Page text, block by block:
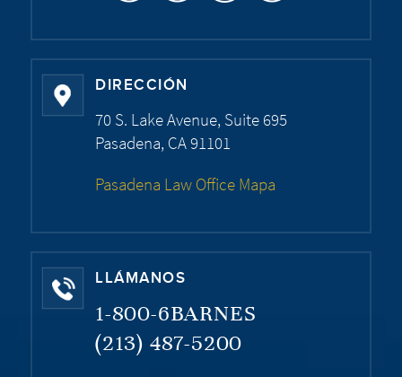
DIRECCIÓN
70 S. Lake Avenue, Suite 695
Pasadena, CA 91101
Pasadena Law Office Mapa
LLÁMANOS
1-800-6BARNES
(213) 487-5200